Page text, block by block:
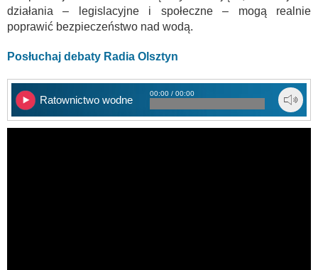
działania – legislacyjne i społeczne – mogą realnie
poprawić bezpieczeństwo nad wodą.
Posłuchaj debaty Radia Olsztyn
Ratownictwo wodne
00:00 / 00:00